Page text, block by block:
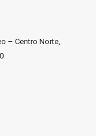
– Centro Norte,